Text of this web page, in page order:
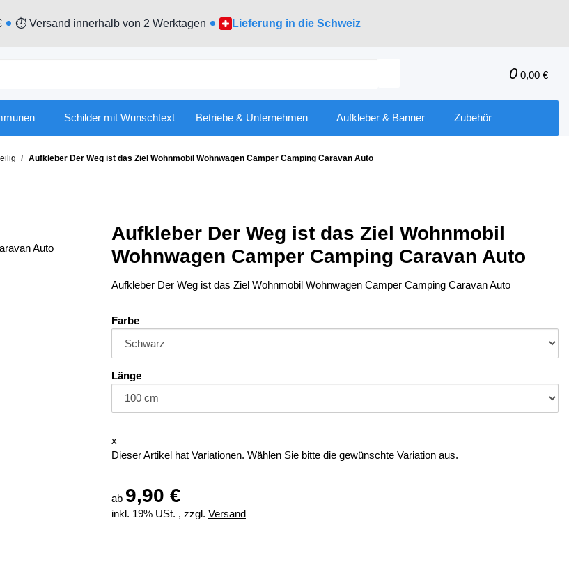
⏱ Versand innerhalb von 2 Werktagen Lieferung in die Schweiz
0 0,00 €
Schilder mit Wunschtext Betriebe & Unternehmen Aufkleber & Banner Zubehör
Aufkleber Der Weg ist das Ziel Wohnmobil Wohnwagen Camper Camping Caravan Auto
Aufkleber Der Weg ist das Ziel Wohnmobil
Wohnwagen Camper Camping Caravan Auto
Aufkleber Der Weg ist das Ziel Wohnmobil Wohnwagen Camper Camping Caravan Auto
Farbe
Länge
x
Dieser Artikel hat Variationen. Wählen Sie bitte die gewünschte Variation aus.
ab 9,90 €
inkl. 19% USt. , zzgl. Versand